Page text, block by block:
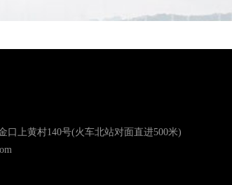
口上黄村140号(火车北站对面直进500米)